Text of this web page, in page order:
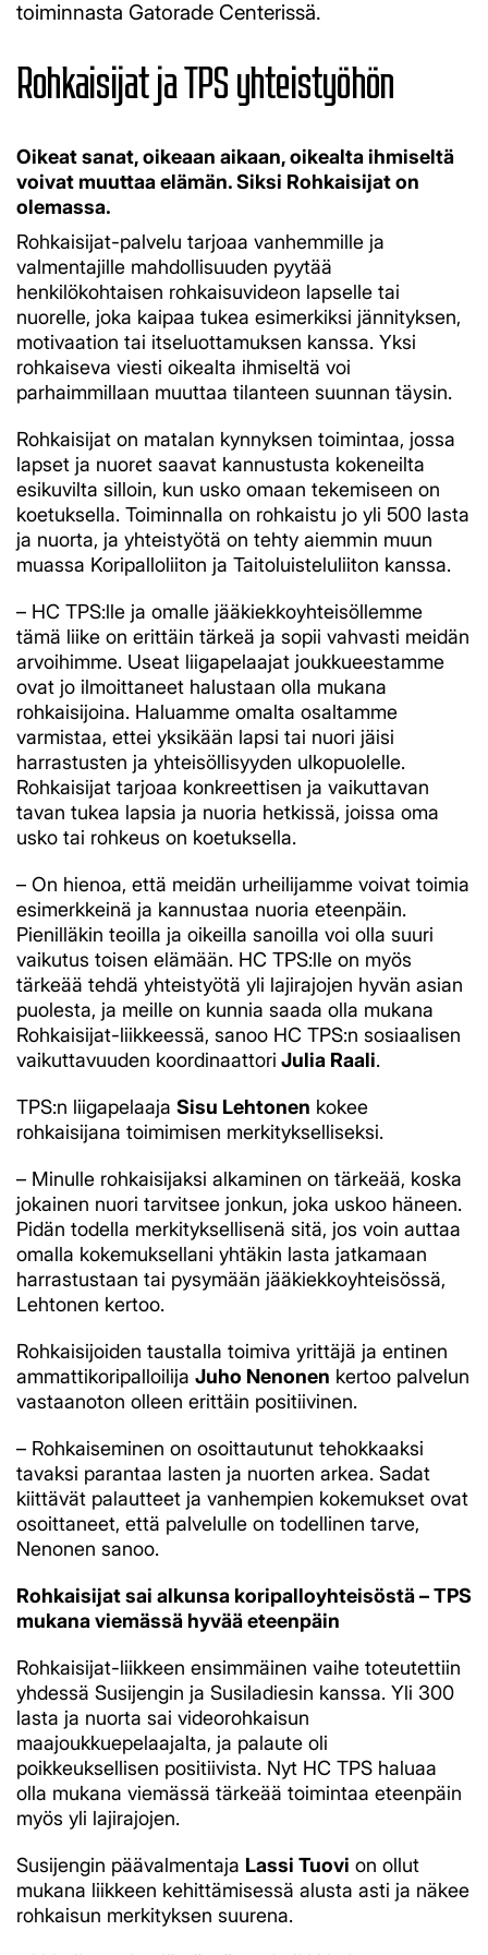
toiminnasta Gatorade Centerissä.
​​​​​​​Rohkaisijat ja TPS yhteistyöhön
Oikeat sanat, oikeaan aikaan, oikealta ihmiseltä
voivat muuttaa elämän. Siksi Rohkaisijat on
olemassa.
Rohkaisijat-palvelu tarjoaa vanhemmille ja
valmentajille mahdollisuuden pyytää
henkilökohtaisen rohkaisuvideon lapselle tai
nuorelle, joka kaipaa tukea esimerkiksi jännityksen,
motivaation tai itseluottamuksen kanssa. Yksi
rohkaiseva viesti oikealta ihmiseltä voi
parhaimmillaan muuttaa tilanteen suunnan täysin.
Rohkaisijat on matalan kynnyksen toimintaa, jossa
lapset ja nuoret saavat kannustusta kokeneilta
esikuvilta silloin, kun usko omaan tekemiseen on
koetuksella. Toiminnalla on rohkaistu jo yli 500 lasta
ja nuorta, ja yhteistyötä on tehty aiemmin muun
muassa Koripalloliiton ja Taitoluisteluliiton kanssa.
– HC TPS:lle ja omalle jääkiekkoyhteisöllemme
tämä liike on erittäin tärkeä ja sopii vahvasti meidän
arvoihimme. Useat liigapelaajat joukkueestamme
ovat jo ilmoittaneet halustaan olla mukana
rohkaisijoina. Haluamme omalta osaltamme
varmistaa, ettei yksikään lapsi tai nuori jäisi
harrastusten ja yhteisöllisyyden ulkopuolelle.
Rohkaisijat tarjoaa konkreettisen ja vaikuttavan
tavan tukea lapsia ja nuoria hetkissä, joissa oma
usko tai rohkeus on koetuksella.
– On hienoa, että meidän urheilijamme voivat toimia
esimerkkeinä ja kannustaa nuoria eteenpäin.
Pienilläkin teoilla ja oikeilla sanoilla voi olla suuri
vaikutus toisen elämään. HC TPS:lle on myös
tärkeää tehdä yhteistyötä yli lajirajojen hyvän asian
puolesta, ja meille on kunnia saada olla mukana
Rohkaisijat-liikkeessä, sanoo HC TPS:n sosiaalisen
vaikuttavuuden koordinaattori Julia Raali.
TPS:n liigapelaaja Sisu Lehtonen kokee
rohkaisijana toimimisen merkitykselliseksi.
– Minulle rohkaisijaksi alkaminen on tärkeää, koska
jokainen nuori tarvitsee jonkun, joka uskoo häneen.
Pidän todella merkityksellisenä sitä, jos voin auttaa
omalla kokemuksellani yhtäkin lasta jatkamaan
harrastustaan tai pysymään jääkiekkoyhteisössä,
Lehtonen kertoo.
Rohkaisijoiden taustalla toimiva yrittäjä ja entinen
ammattikoripalloilija Juho Nenonen kertoo palvelun
vastaanoton olleen erittäin positiivinen.
– Rohkaiseminen on osoittautunut tehokkaaksi
tavaksi parantaa lasten ja nuorten arkea. Sadat
kiittävät palautteet ja vanhempien kokemukset ovat
osoittaneet, että palvelulle on todellinen tarve,
Nenonen sanoo.
Rohkaisijat sai alkunsa koripalloyhteisöstä – TPS
mukana viemässä hyvää eteenpäin
Rohkaisijat-liikkeen ensimmäinen vaihe toteutettiin
yhdessä Susijengin ja Susiladiesin kanssa. Yli 300
lasta ja nuorta sai videorohkaisun
maajoukkuepelaajalta, ja palaute oli
poikkeuksellisen positiivista. Nyt HC TPS haluaa
olla mukana viemässä tärkeää toimintaa eteenpäin
myös yli lajirajojen.
Susijengin päävalmentaja Lassi Tuovi on ollut
mukana liikkeen kehittämisessä alusta asti ja näkee
rohkaisun merkityksen suurena.